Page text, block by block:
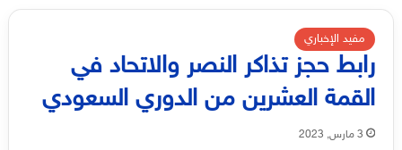
مفيد الإخباري
رابط حجز تذاكر النصر والاتحاد في
القمة العشرين من الدوري السعودي
3 مارس, 2023